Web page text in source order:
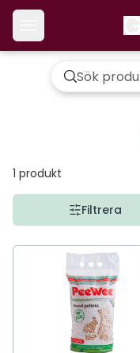
1 produkt
Filtrera